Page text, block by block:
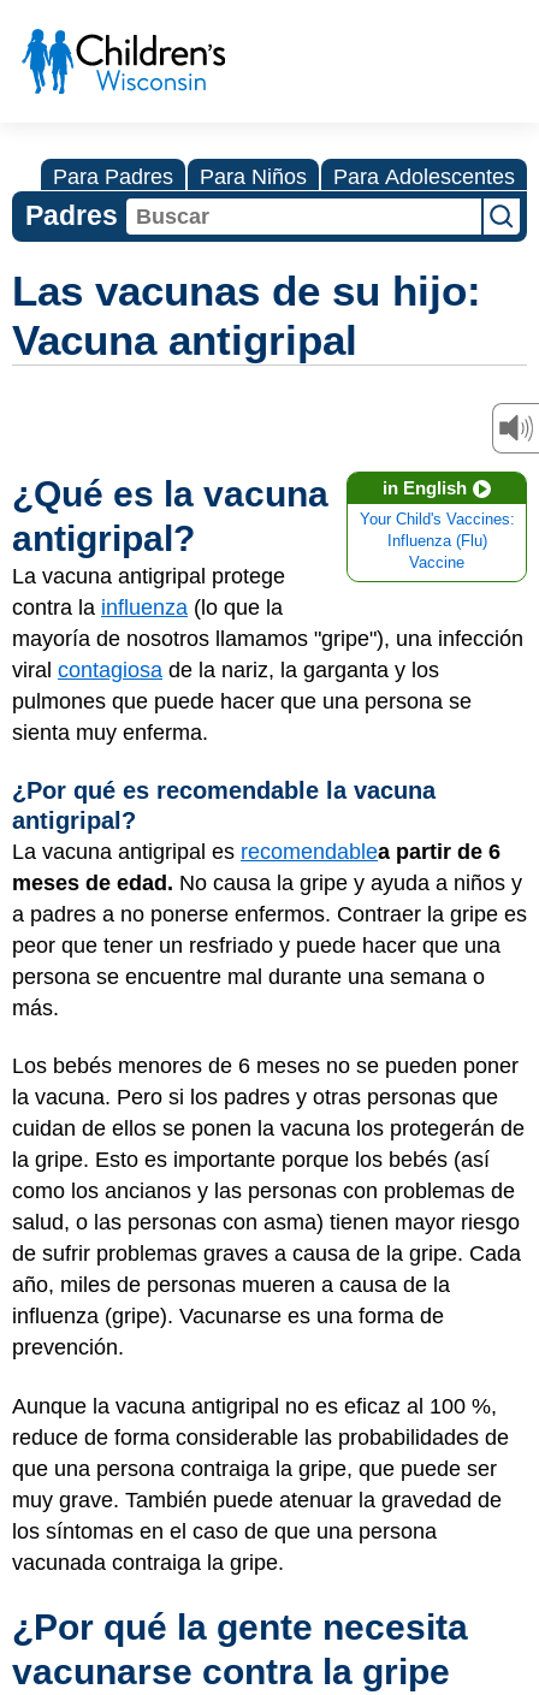
Para Padres Para Niños Para Adolescentes
Padres
Las vacunas de su hijo:
Vacuna antigripal
in English
Your Child's Vaccines:
Influenza (Flu)
Vaccine
¿Qué es la vacuna
antigripal?
La vacuna antigripal protege
contra la influenza (lo que la
mayoría de nosotros llamamos "gripe"), una infección
viral contagiosa de la nariz, la garganta y los
pulmones que puede hacer que una persona se
sienta muy enferma.
¿Por qué es recomendable la vacuna
antigripal?
La vacuna antigripal es recomendablea partir de 6
meses de edad. No causa la gripe y ayuda a niños y
a padres a no ponerse enfermos. Contraer la gripe es
peor que tener un resfriado y puede hacer que una
persona se encuentre mal durante una semana o
más.
Los bebés menores de 6 meses no se pueden poner
la vacuna. Pero si los padres y otras personas que
cuidan de ellos se ponen la vacuna los protegerán de
la gripe. Esto es importante porque los bebés (así
como los ancianos y las personas con problemas de
salud, o las personas con asma) tienen mayor riesgo
de sufrir problemas graves a causa de la gripe. Cada
año, miles de personas mueren a causa de la
influenza (gripe). Vacunarse es una forma de
prevención.
Aunque la vacuna antigripal no es eficaz al 100 %,
reduce de forma considerable las probabilidades de
que una persona contraiga la gripe, que puede ser
muy grave. También puede atenuar la gravedad de
los síntomas en el caso de que una persona
vacunada contraiga la gripe.
¿Por qué la gente necesita
vacunarse contra la gripe